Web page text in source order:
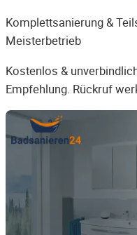
Komplettsanierung &
Meisterbetrieb
Kostenlos &
Empfehlung. Rückruf